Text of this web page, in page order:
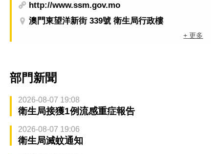
http://www.ssm.gov.mo
澳門東望洋新街 339號 衛生局行政樓
+ 更多
部門新聞
2026-08-07 19:08
衛生局接獲1例流感重症報告
2026-08-07 19:06
衛生局滅蚊通知